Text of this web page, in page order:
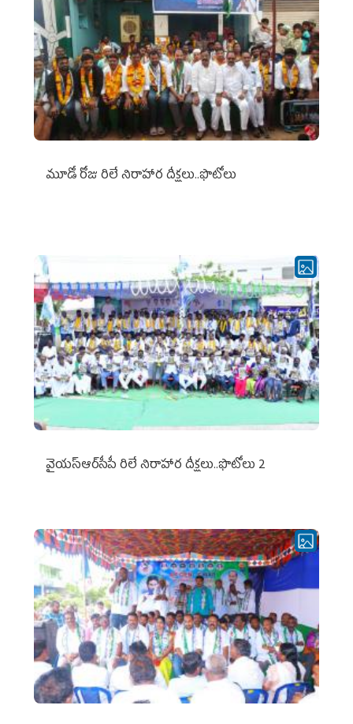
మూడో రోజు రిలే నిరాహార దీక్షలు..ఫొటోలు
వైయ‌స్ఆర్‌సీపీ రిలే నిరాహార దీక్షలు..ఫొటోలు 2